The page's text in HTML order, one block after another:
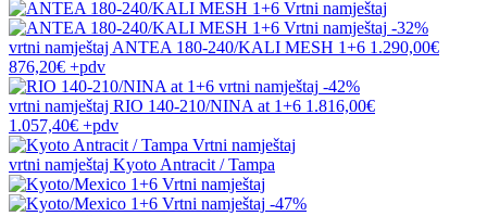
-32%
vrtni namještaj ANTEA 180-240/KALI MESH 1+6 1.290,00€
876,20€ +pdv
-42%
vrtni namještaj RIO 140-210/NINA at 1+6 1.816,00€
1.057,40€ +pdv
vrtni namještaj Kyoto Antracit / Tampa
-47%